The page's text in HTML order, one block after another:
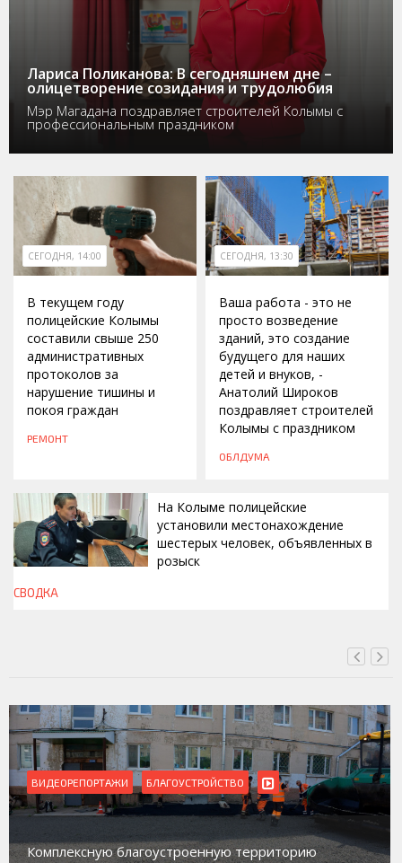
Лариса Поликанова: В сегодняшнем дне –
олицетворение созидания и трудолюбия
Мэр Магадана поздравляет строителей Колымы с
профессиональным праздником
СЕГОДНЯ, 14:00
В текущем году
полицейские Колымы
составили свыше 250
административных
протоколов за
нарушение тишины и
покоя граждан
РЕМОНТ
СЕГОДНЯ, 13:30
Ваша работа - это не
просто возведение
зданий, это создание
будущего для наших
детей и внуков, -
Анатолий Широков
поздравляет строителей
Колымы с праздником
ОБЛДУМА
СЕГОДНЯ, 13:00
На Колыме полицейские
установили местонахождение
шестерых человек, объявленных в
розыск
СВОДКА
ВИДЕОРЕПОРТАЖИ БЛАГОУСТРОЙСТВО
Комплексную благоустроенную территорию